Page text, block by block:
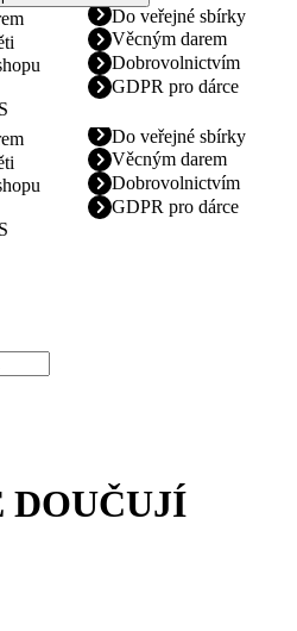
Do veřejné sbírky
Věcným darem
Dobrovolnictvím
GDPR pro dárce
Do veřejné sbírky
Věcným darem
Dobrovolnictvím
GDPR pro dárce
DOUČUJÍ